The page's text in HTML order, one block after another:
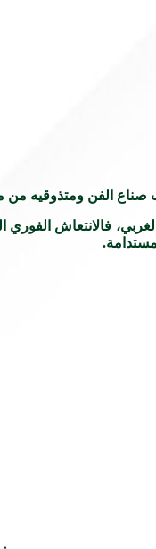
صناع الفن ومتذوقيه
فالانتعاش الفوري